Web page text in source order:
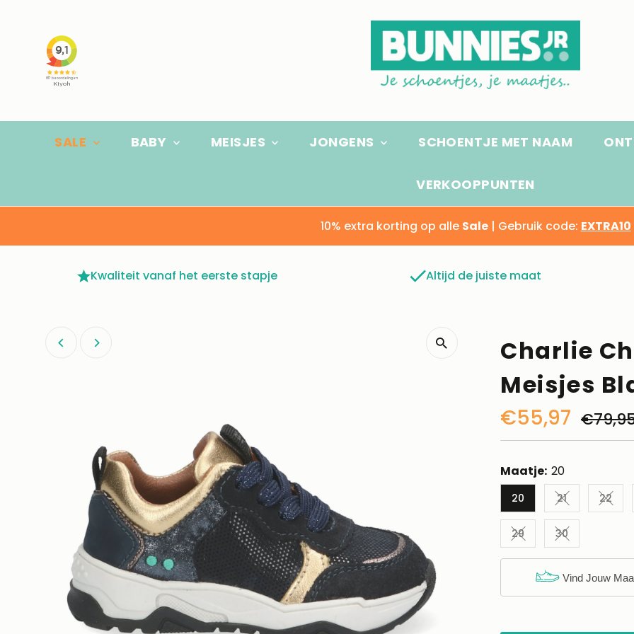
SALE BABY MEISJES JONGENS SCHOENTJE MET NAAM
VERKOOPPUNTEN
10% extra korting op alle Sale| Gebruik code: EXTRA10
Kwaliteit vanaf het eerste stapje Altijd de juiste maat
Charlie
Meisjes
Kortingsprijs
€55,97
prijs
Maatje: 20
20 21Variant 22
29Variant uitverkocht of
30Variant
Vind Jouw